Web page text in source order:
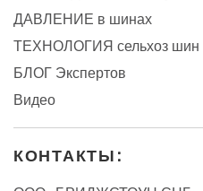
ДАВЛЕНИЕ в шинах
ТЕХНОЛОГИЯ сельхоз шин
БЛОГ Экспертов
Видео
КОНТАКТЫ: